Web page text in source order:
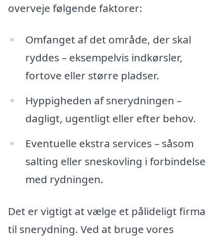
overveje følgende faktorer:
Omfanget af det område, der skal
ryddes – eksempelvis indkørsler,
fortove eller større pladser.
Hyppigheden af snerydningen –
dagligt, ugentligt eller efter behov.
Eventuelle ekstra services – såsom
salting eller sneskovling i forbindelse
med rydningen.
Det er vigtigt at vælge et pålideligt firma
til snerydning. Ved at bruge vores